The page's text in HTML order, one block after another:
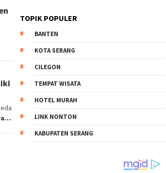
TOPIK POPULER
BANTEN
KOTA SERANG
CILEGON
TEMPAT WISATA
HOTEL MURAH
LINK NONTON
KABUPATEN SERANG